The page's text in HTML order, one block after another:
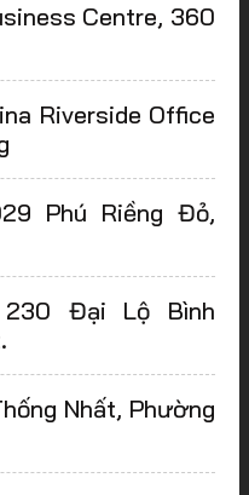
Centre, 360
Riverside Office
Phú Riềng Đỏ,
Đại Lộ Bình
Nhất, Phường